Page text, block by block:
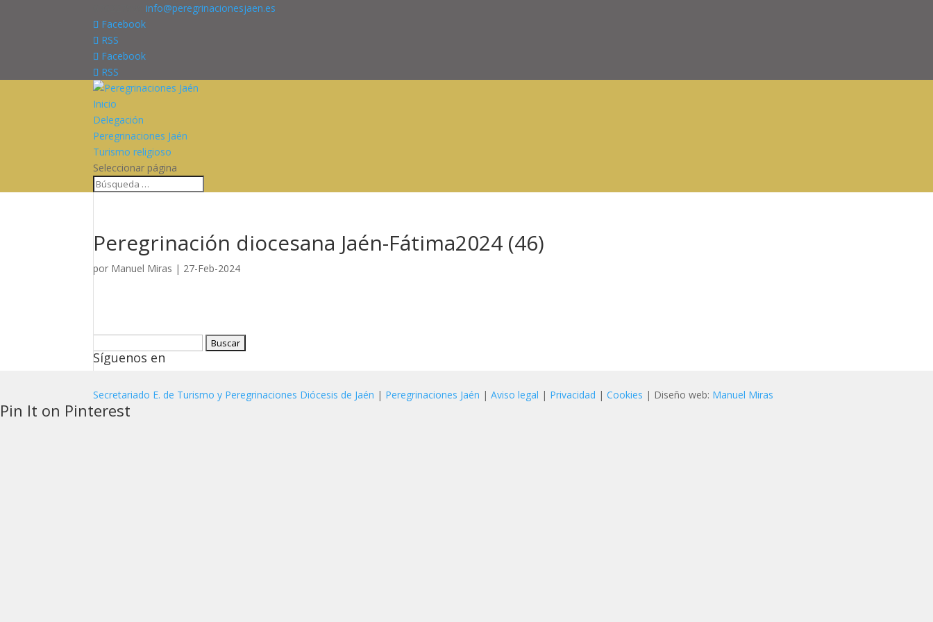
info@peregrinacionesjaen.es
Facebook
RSS
Facebook
RSS
Inicio
Delegación
Peregrinaciones Jaén
Turismo religioso
Seleccionar página
Peregrinación diocesana Jaén-Fátima2024 (46)
por Manuel Miras | 27-Feb-2024
Síguenos en
Secretariado E. de Turismo y Peregrinaciones Diócesis de Jaén | Peregrinaciones Jaén |Aviso legal | Privacidad |Cookies | Diseño web: Manuel Miras
Pin It on Pinterest